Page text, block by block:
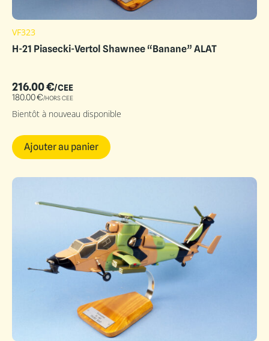
VF323
H-21 Piasecki-Vertol Shawnee “Banane” ALAT
216.00€/CEE
180.00€/HORS CEE
Bientôt à nouveau disponible
Ajouter au panier